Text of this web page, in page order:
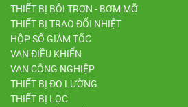
THIẾT BỊ BÔI TRƠN - BƠM MỠ
THIẾT BỊ TRAO ĐỔI NHIỆT
HỘP SỐ GIẢM TỐC
VAN ĐIỀU KHIỂN
VAN CÔNG NGHIỆP
THIẾT BỊ ĐO LƯỜNG
THIẾT BỊ LỌC